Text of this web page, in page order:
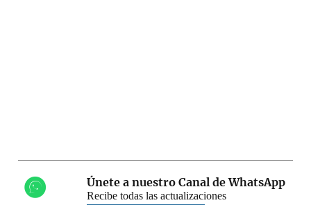
Únete a nuestro Canal de WhatsApp
Recibe todas las actualizaciones